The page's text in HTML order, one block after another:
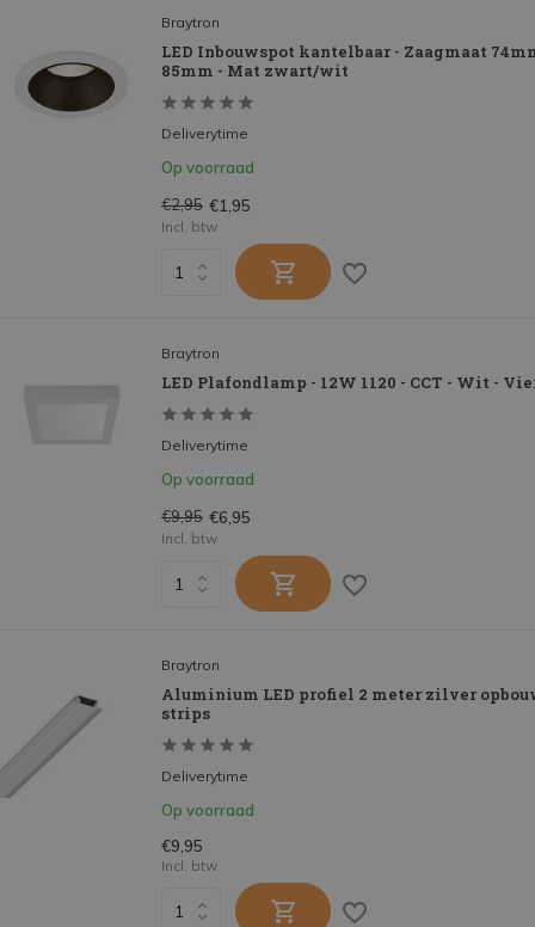
Braytron
LED Inbouwspot kantelbaar - Zaagmaat
85mm - Mat zwart/wit
Deliverytime
Op voorraad
€2,95 €1,95
Incl. btw
Braytron
LED Plafondlamp - 12W 1120 - CCT - Wit -
Deliverytime
Op voorraad
€9,95 €6,95
Incl. btw
Braytron
Aluminium LED profiel 2 meter zilver
strips
Deliverytime
Op voorraad
€9,95
Incl. btw